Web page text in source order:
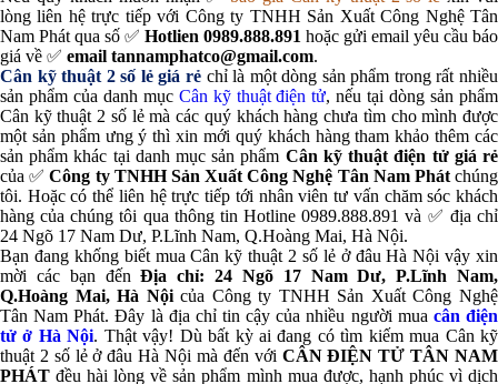
lòng liên hệ trực tiếp với Công ty TNHH Sản Xuất Công Nghệ Tân
Nam Phát qua số ✅ Hotlien 0989.888.891 hoặc gửi email yêu cầu báo
giá về ✅ email tannamphatco@gmail.com.
Cân kỹ thuật 2 số lẻ giá rẻchỉ là một dòng sản phẩm trong rất nhiều
sản phẩm của danh mục Cân kỹ thuật điện tử, nếu tại dòng sản phẩm
Cân kỹ thuật 2 số lẻmà các quý khách hàng chưa tìm cho mình được
một sản phẩm ưng ý thì xin mới quý khách hàng tham khảo thêm các
sản phẩm khác tại danh mục sản phẩm Cân kỹ thuật điện tử giá rẻ
của ✅Công ty TNHH Sản Xuất Công Nghệ Tân Nam Phátchúng
tôi. Hoặc có thể liên hệ trực tiếp tới nhân viên tư vấn chăm sóc khách
hàng của chúng tôi qua thông tin Hotline 0989.888.891 và ✅ địa chỉ
24 Ngõ 17 Nam Dư, P.Lĩnh Nam, Q.Hoàng Mai, Hà Nội.
Bạn đang khống biết mua Cân kỹ thuật 2 số lẻ ở đâu Hà Nội vậy xin
mời các bạn đếnĐịa chỉ: 24 Ngõ 17 Nam Dư, P.Lĩnh Nam,
Q.Hoàng Mai, Hà Nộicủa Công ty TNHH Sản Xuất Công Nghệ
Tân Nam Phát. Đây là địa chỉ tin cậy của nhiều người mua cân điện
tử ở Hà Nội. Thật vậy! Dù bất kỳ ai đang có tìm kiếmmua Cân kỹ
thuật 2 số lẻ ở đâu Hà Nội mà đến với CÂN ĐIỆN TỬ TÂN NAM
PHÁT đều hài lòng về sản phẩm mình mua được, hạnh phúc vì dịch